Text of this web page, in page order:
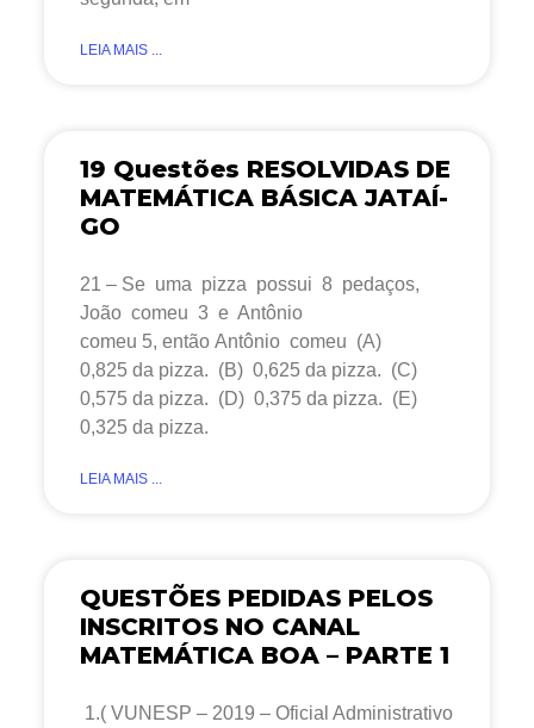
LEIA MAIS ...
19 Questões RESOLVIDAS DE
MATEMÁTICA BÁSICA JATAÍ-
GO
21 – Se uma pizza possui 8 pedaços,
João comeu 3 e Antônio
comeu 5, então Antônio comeu (A)
0,825 da pizza. (B) 0,625 da pizza. (C)
0,575 da pizza. (D) 0,375 da pizza. (E)
0,325 da pizza.
LEIA MAIS ...
QUESTÕES PEDIDAS PELOS
INSCRITOS NO CANAL
MATEMÁTICA BOA – PARTE 1
1.( VUNESP – 2019 – Oficial Administrativo